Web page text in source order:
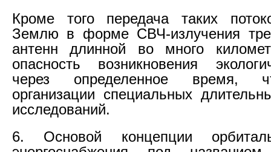
Кроме того передача таких
Землю в форме СВЧ-излучения
антенн длинной во много
опасность возникновения
через определенное время,
организации специальных
исследований.
6. Основой концепции